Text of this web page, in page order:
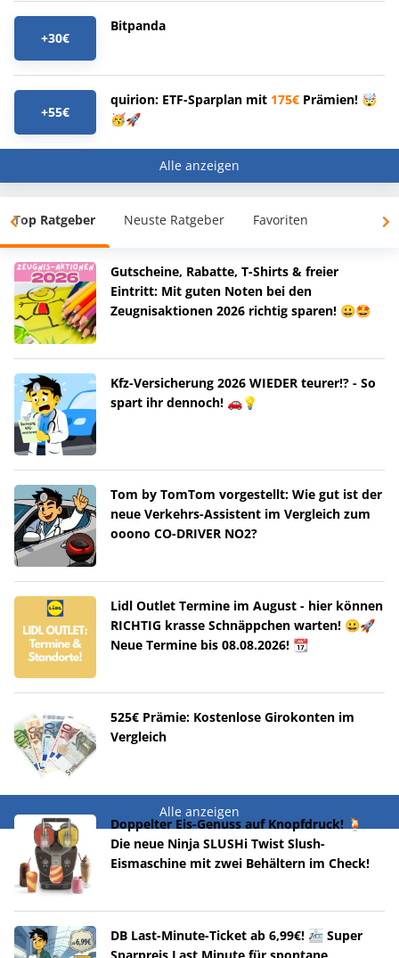
+30€
Bitpanda
+55€
quirion: ETF-Sparplan mit 175€ Prämien! 🤯
🥳🚀
Alle anzeigen
Top Ratgeber Neuste Ratgeber Favoriten
Gutscheine, Rabatte, T-Shirts & freier
Eintritt: Mit guten Noten bei den
Zeugnisaktionen 2026 richtig sparen! 😀🤩
Kfz-Versicherung 2026 WIEDER teurer!? - So
spart ihr dennoch! 🚗💡
Tom by TomTom vorgestellt: Wie gut ist der
neue Verkehrs-Assistent im Vergleich zum
ooono CO-DRIVER NO2?
Lidl Outlet Termine im August - hier können
RICHTIG krasse Schnäppchen warten! 😀🚀
Neue Termine bis 08.08.2026! 📆
525€ Prämie: Kostenlose Girokonten im
Vergleich
Alle anzeigen
Doppelter Eis-Genuss auf Knopfdruck! 🍹
Die neue Ninja SLUSHi Twist Slush-
Eismaschine mit zwei Behältern im Check!
DB Last-Minute-Ticket ab 6,99€! 🚈 Super